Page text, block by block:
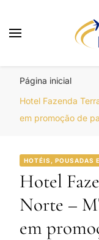
Página inicial
Hotel Fazenda
em promoção de
HOTÉIS, POUSADAS
Hotel
Norte –
em